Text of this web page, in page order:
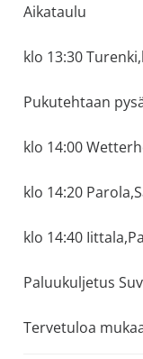
Aikataulu
klo 13:30
Pukutehtaan
klo 14:00
klo 14:20
klo 14:40
Paluukuljetus
Tervetuloa